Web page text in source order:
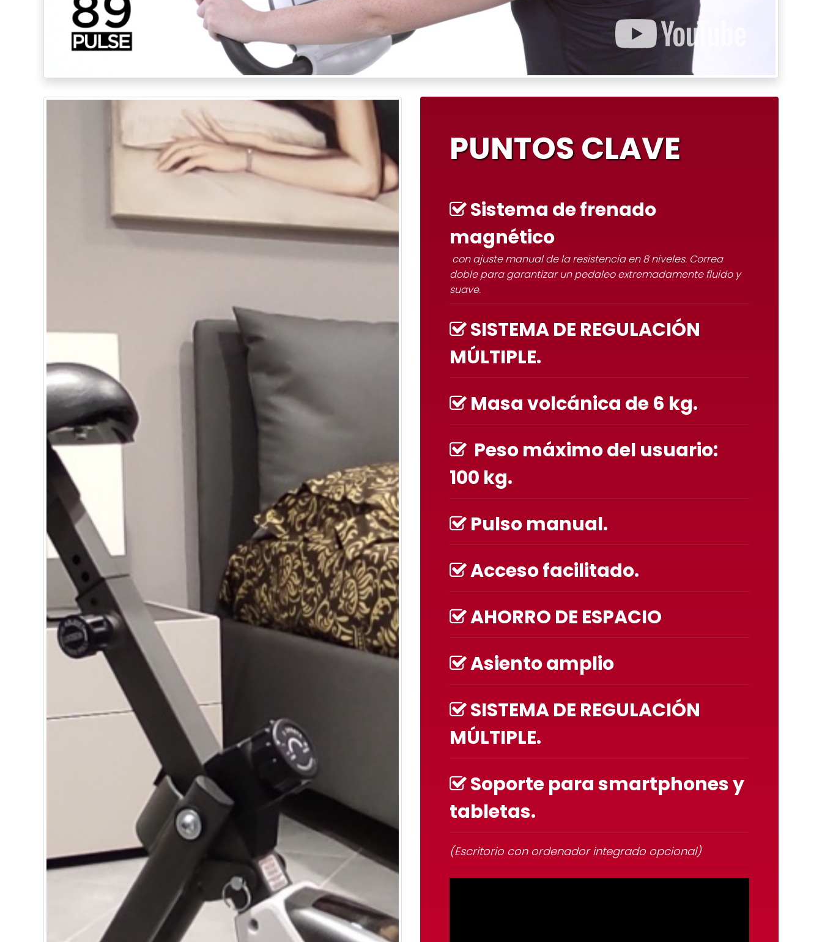
PUNTOS CLAVE
Sistema de frenado
magnético
con ajuste manual de la resistencia en 8 niveles. Correa
doble para garantizar un pedaleo extremadamente fluido y
suave.
SISTEMA DE REGULACIÓN
MÚLTIPLE.
Masa volcánica de 6 kg.
Peso máximo del usuario:
100 kg.
Pulso manual.
Acceso facilitado.
AHORRO DE ESPACIO
Asiento amplio
SISTEMA DE REGULACIÓN
MÚLTIPLE.
Soporte para smartphones y
tabletas.
(Escritorio con ordenador integrado opcional)